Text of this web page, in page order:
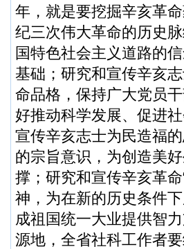
年，就是要挖掘辛亥革
纪三次伟大革命的历史
国特色社会主义道路的
基础；研究和宣传辛亥
命品格，保持广大党员
好推动科学发展、促进
宣传辛亥志士为民造福
的宗旨意识，为创造美
撑；研究和宣传辛亥革
神，为在新的历史条件
成祖国统一大业提供智
源地，全省社科工作者